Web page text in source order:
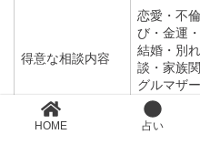
得意な相談内容
恋愛・不
び・金運
結婚・別
談・家族
グルマザ
題・夫婦
HOME 占い